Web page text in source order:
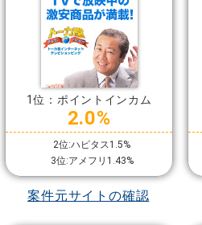
1位：ポイントインカム
2.0%
2位:ハピタス1.5%
3位:アメフリ1.43%
案件元サイトの確認